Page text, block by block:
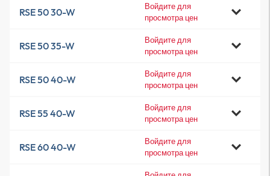
RSE 50 30-W
Войдите для
просмотра цен
RSE 50 35-W
Войдите для
просмотра цен
RSE 50 40-W
Войдите для
просмотра цен
RSE 55 40-W
Войдите для
просмотра цен
RSE 60 40-W
Войдите для
просмотра цен